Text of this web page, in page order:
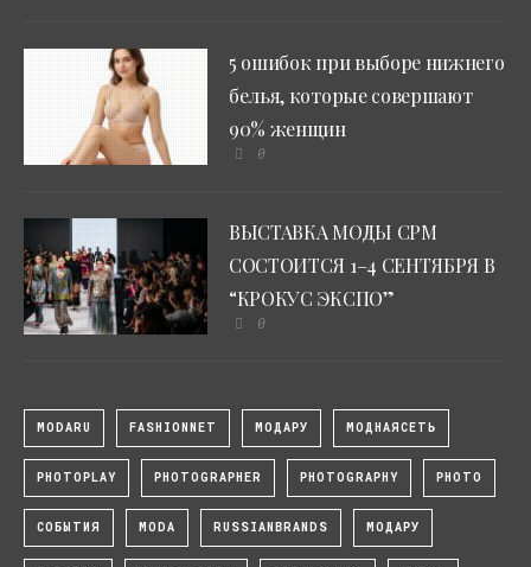
5 ошибок при выборе нижнего
белья, которые совершают
90% женщин
0
ВЫСТАВКА МОДЫ CPM
СОСТОИТСЯ 1–4 СЕНТЯБРЯ В
“КРОКУС ЭКСПО”
0
MODARU FASHIONNET МОДАРУ МОДНАЯСЕТЬ
PHOTOPLAY PHOTOGRAPHER PHOTOGRAPHY PHOTO
СОБЫТИЯ MODA RUSSIANBRANDS МОДАРУ